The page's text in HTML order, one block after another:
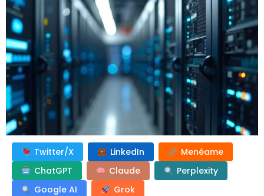
Twitter/X LinkedIn
Menéame
ChatGPT
Claude
Perplexity
Google AI
Grok